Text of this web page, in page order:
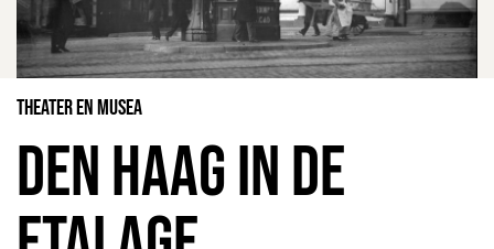
Theater en Musea
Den Haag in de